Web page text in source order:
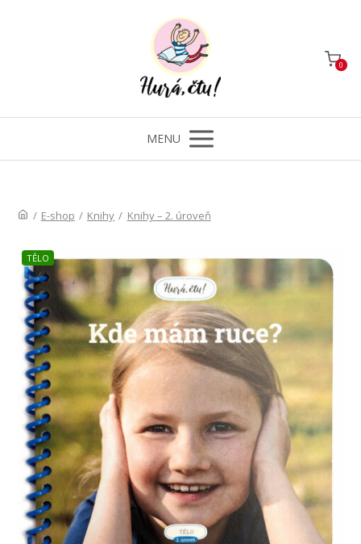
0
MENU
/ E-shop / Knihy / Knihy – 2. úroveň
TĚLO